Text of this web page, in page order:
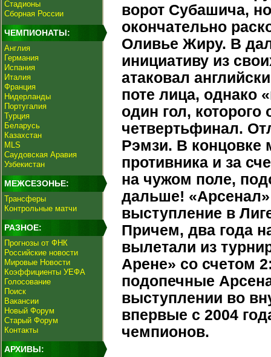
Стадионы
Сборная России
ЧЕМПИОНАТЫ:
Англия
Германия
Испания
Италия
Франция
Нидерланды
Португалия
Турция
Беларусь
Казахстан
MLS
Саудовская Аравия
Узбекистан
МЕЖСЕЗОНЬЕ:
Трансферы
Контрольные матчи
РАЗНОЕ:
Прогнозы от ФНК
Российские новости
Мировые Новости
Коэффициенты УЕФА
Голосование
Поиск
Вакансии
Новый Форум
Старый Форум
Контакты
АРХИВЫ:
ворот Субашича,
окончательно
Оливье Жиру. В
инициативу из
атаковал
поте лица, однако
один гол, которого
четвертьфинал.
Рэмзи. В
противника и за
на чужом поле,
дальше! «Арсенал»
выступление в
Причем, два года
вылетали из
Арене» со счетом
подопечные
выступлении во
впервые с 2004
чемпионов.